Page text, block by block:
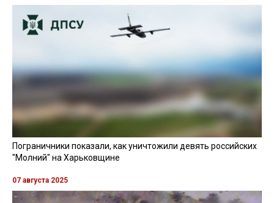
Пограничники показали, как уничтожили девять российских
"Молний" на Харьковщине
07 августа 2025